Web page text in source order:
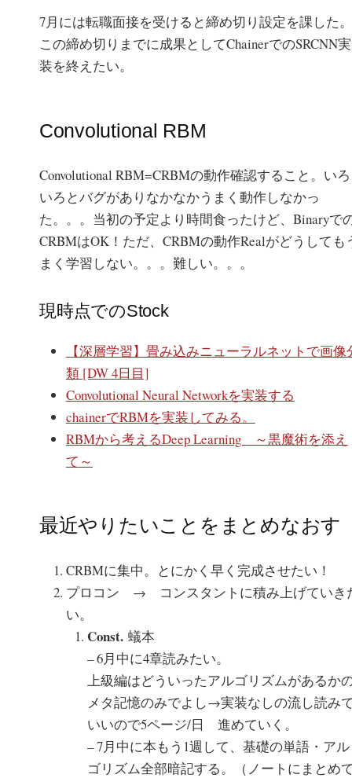
7月には転職面接を受けると締め切り設定を課した。
この締め切りまでに成果としてChainerでのSRCNN実
装を終えたい。
Convolutional RBM
Convolutional RBM=CRBMの動作確認すること。いろ
いろとバグがありなかなかうまく動作しなかっ
た。。。当初の予定より時間食ったけど、Binaryで
CRBMはOK！ただ、CRBMの動作Realがどうしても
まく学習しない。。。難しい。。。
現時点でのStock
【深層学習】畳み込みニューラルネットで画像
類 [DW 4日目]
Convolutional Neural Networkを実装する
chainerでRBMを実装してみる。
RBMから考えるDeep Learning ～黒魔術を添え
て～
最近やりたいことをまとめなおす
CRBMに集中。とにかく早く完成させたい！
プロコン → コンスタントに積み上げていき
い。
Const. 蟻本
– 6月中に4章読みたい。
上級編はどういったアルゴリズムがあるか
メタ記憶のみでよし→実装なしの流し読み
いいので5ページ/日 進めていく。
– 7月中に本もう1週して、基礎の単語・アル
ゴリズム全部暗記する。（ノートにまとめ